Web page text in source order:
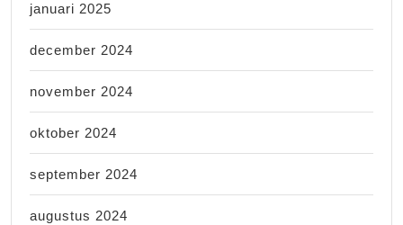
januari 2025
december 2024
november 2024
oktober 2024
september 2024
augustus 2024